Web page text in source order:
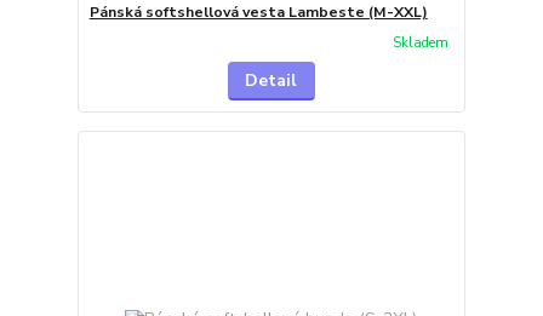
Pánská softshellová vesta Lambeste (M-XXL)
Skladem
Detail